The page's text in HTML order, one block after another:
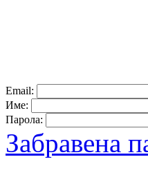
Email:
Име:
Парола:
Забравена